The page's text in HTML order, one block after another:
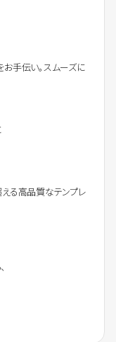
お手伝い。スムーズに
る高品質なテンプレ